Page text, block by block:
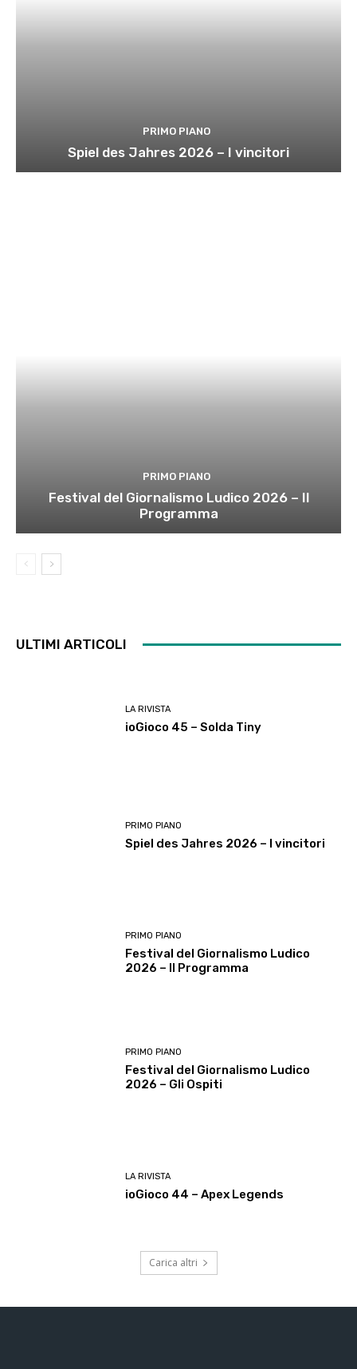
PRIMO PIANO
Spiel des Jahres 2026 – I vincitori
PRIMO PIANO
Festival del Giornalismo Ludico 2026 – Il
Programma
ULTIMI ARTICOLI
LA RIVISTA
ioGioco 45 – Solda Tiny
PRIMO PIANO
Spiel des Jahres 2026 – I vincitori
PRIMO PIANO
Festival del Giornalismo Ludico
2026 – Il Programma
PRIMO PIANO
Festival del Giornalismo Ludico
2026 – Gli Ospiti
LA RIVISTA
ioGioco 44 – Apex Legends
Carica altri